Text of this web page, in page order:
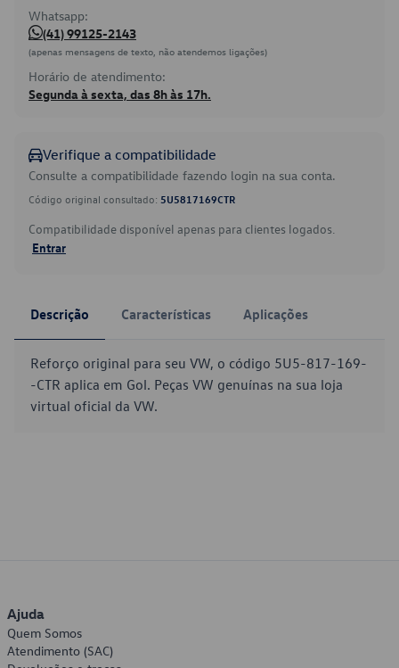
Whatsapp:
(41) 99125-2143
(apenas mensagens de texto, não atendemos ligações)
Horário de atendimento:
Segunda à sexta, das 8h às 17h.
Verifique a compatibilidade
Consulte a compatibilidade fazendo login na sua conta.
Código original consultado: 5U5817169CTR
Compatibilidade disponível apenas para clientes logados.
Entrar
Descrição Características Aplicações
Reforço original para seu VW, o código 5U5-817-169-
-CTR aplica em Gol. Peças VW genuínas na sua loja
virtual oficial da VW.
Ajuda
Quem Somos
Atendimento (SAC)